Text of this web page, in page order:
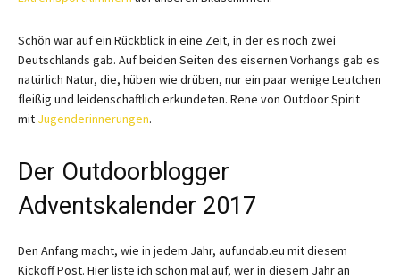
Schön war auf ein Rückblick in eine Zeit, in der es noch zwei
Deutschlands gab. Auf beiden Seiten des eisernen Vorhangs gab es
natürlich Natur, die, hüben wie drüben, nur ein paar wenige Leutchen
fleißig und leidenschaftlich erkundeten. Rene von Outdoor Spirit
mit Jugenderinnerungen.
Der Outdoorblogger
Adventskalender 2017
Den Anfang macht, wie in jedem Jahr, aufundab.eu mit diesem
Kickoff Post. Hier liste ich schon mal auf, wer in diesem Jahr an